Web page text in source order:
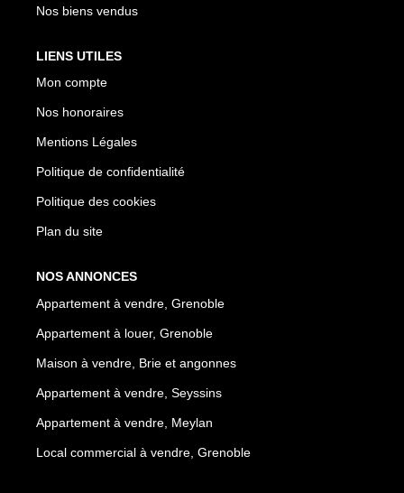
Nos biens vendus
LIENS UTILES
Mon compte
Nos honoraires
Mentions Légales
Politique de confidentialité
Politique des cookies
Plan du site
NOS ANNONCES
Appartement à vendre, Grenoble
Appartement à louer, Grenoble
Maison à vendre, Brie et angonnes
Appartement à vendre, Seyssins
Appartement à vendre, Meylan
Local commercial à vendre, Grenoble